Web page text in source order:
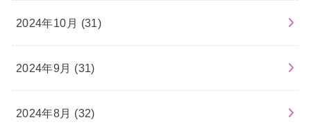
2024年10月 (31)
2024年9月 (31)
2024年8月 (32)